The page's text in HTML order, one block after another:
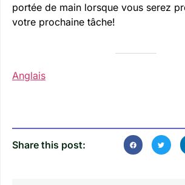
portée de main lorsque vous serez
votre prochaine tâche!
Anglais
Share this post: